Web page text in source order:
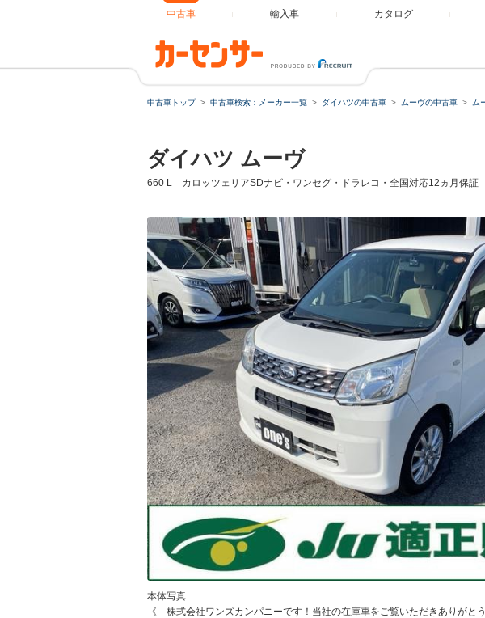
中古車 輸入車 カタログ
中古車トップ 中古車検索：メーカー一覧 ダイハツの中古車 ムーヴの中古車 ム
ダイハツ ムーヴ
660 L カロッツェリアSDナビ・ワンセグ・ドラレコ・全国対応12ヵ月保証
本体写真
《 株式会社ワンズカンパニーです！当社の在庫車をご覧いただきありがと